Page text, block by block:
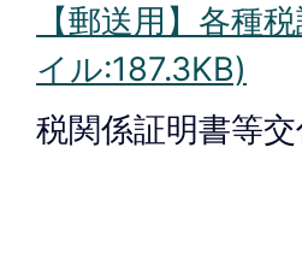
【郵送用】各種
イル:187.3KB)
税関係証明書等